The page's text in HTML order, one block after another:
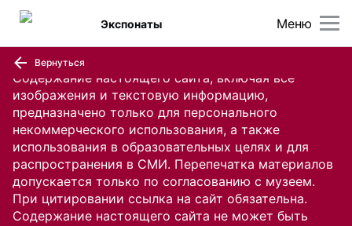
Содержание настоящего сайта, включая все
изображения и текстовую информацию,
предназначено только для персонального
некоммерческого использования, а также
использования в образовательных целях и для
распространения в СМИ. Перепечатка материалов
допускается только по согласованию с музеем.
При цитировании ссылка на сайт обязательна.
Содержание настоящего сайта не может быть
Меню
Экспонаты
Вернуться